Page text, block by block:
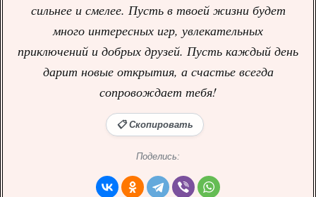
сильнее и смелее. Пусть в твоей жизни будет
много интересных игр, увлекательных
приключений и добрых друзей. Пусть каждый день
дарит новые открытия, а счастье всегда
сопровождает тебя!
📋 Скопировать
Поделись: